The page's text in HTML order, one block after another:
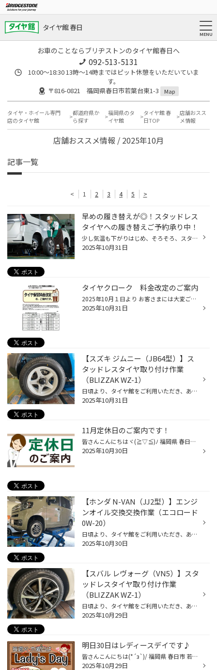
タイヤ館 春日
お車のことならブリヂストンのタイヤ館春日へ
092-513-5131
10:00～18:30 13時〜14時まではピット休憩をいただいていま
す。
〒816-0821 福岡県春日市若葉台東1-3
Map
タイヤ・ホイール専門
店のタイヤ館
都道府県か
ら探す
福岡県のタ
イヤ館
タイヤ館 春
日TOP
店舗おスス
メ情報
店舗おススメ情報 / 2025年10月
記事一覧
< 1 2 3 4 5 >
早めの履き替えが◎！スタッドレス
タイヤへの履き替えご予約承り中！
少し気温も下がりはじめ、そろそろ、スタッドレスタイヤへの履き替えを検討されている方も いらっしゃると思います。 今回は「タイヤ履き替え」についてご紹介します。 「タイヤの履き替えは早いほうがいい？」 雪が降る、まさにその直前に履き替えたい！というお客様の声もございますが、 履き替え...
2025年10月31日
タイヤクローク 料金改定のご案内
2025年10月１日より お客さまには大変ご迷惑をお掛けすることと なりますが、何卒ご理解いただくとともに、 今後ともご愛顧を賜りますようお願い申し上げます
2025年10月31日
【スズキ ジムニー（JB64型）】ス
タッドレスタイヤ取り付け作業
（BLIZZAK WZ-1）
日頃より、タイヤ館をご利用いただき、ありがとうございます。 さて、当店と同じチェーン店の近隣タイヤ館店舗で作業いたしましたタイヤ交換作業をご紹介します。 （WEB掲載をご快諾いただきましたお客様！大変感謝しております。 いつもご愛顧いただき誠にありがとうございます！！） おクルマ：ス...
2025年10月31日
11月定休日のご案内です！
皆さんこんにちはヾ(≧▽≦)ﾉ 福岡県 春日市 若葉台東 にあるタイヤ館春日店です。 タイヤ館春日店のHPをご覧いただき誠にありがとうございます！ タイヤ館春日店の、11月の定休日は 5日・12日・19日・26日 の毎週水曜日となっております。 また、11月4日火曜日は棚卸し業務の為、15時までの営業とさせ...
2025年10月30日
【ホンダ N-VAN（JJ2型）】エンジ
ンオイル交換交換作業（エコロード
0W-20）
日頃より、タイヤ館をご利用いただき、ありがとうございます。 さて、当店と同じチェーン店の近隣タイヤ館店舗で作業いたしましたエンジンオイル交換作業を ご紹介します。 （WEB掲載をご快諾いただきましたお客様！大変感謝しております。 いつもご愛顧いただき誠にありがとうございます！！） お...
2025年10月30日
【スバル レヴォーグ（VN5）】スタ
ッドレスタイヤ取り付け作業
（BLIZZAK WZ-1）
日頃より、タイヤ館をご利用いただき、ありがとうございます。 さて、当店と同じチェーン店の近隣タイヤ館店舗で作業いたしましたタイヤ交換作業をご紹介します。 （WEB掲載をご快諾いただきましたお客様！大変感謝しております。 いつもご愛顧いただき誠にありがとうございます！！） おクルマ：ス...
2025年10月29日
明日30日はレディースデイです♪
皆さんこんにちは(*´з`)/ 福岡県 春日市 若葉台東 にあるタイヤ館春日店です♪ タイヤ館春日店のHPをご覧いただき、 誠にありがとうございます(｡-_-｡) 明日はレディースデーとなっております(´艸｀*)♪ オイル・バッテリー・ワイパーなど、 メンテナンス用品が10％OFFとなります(*´з`)/ また、お買い...
2025年10月29日